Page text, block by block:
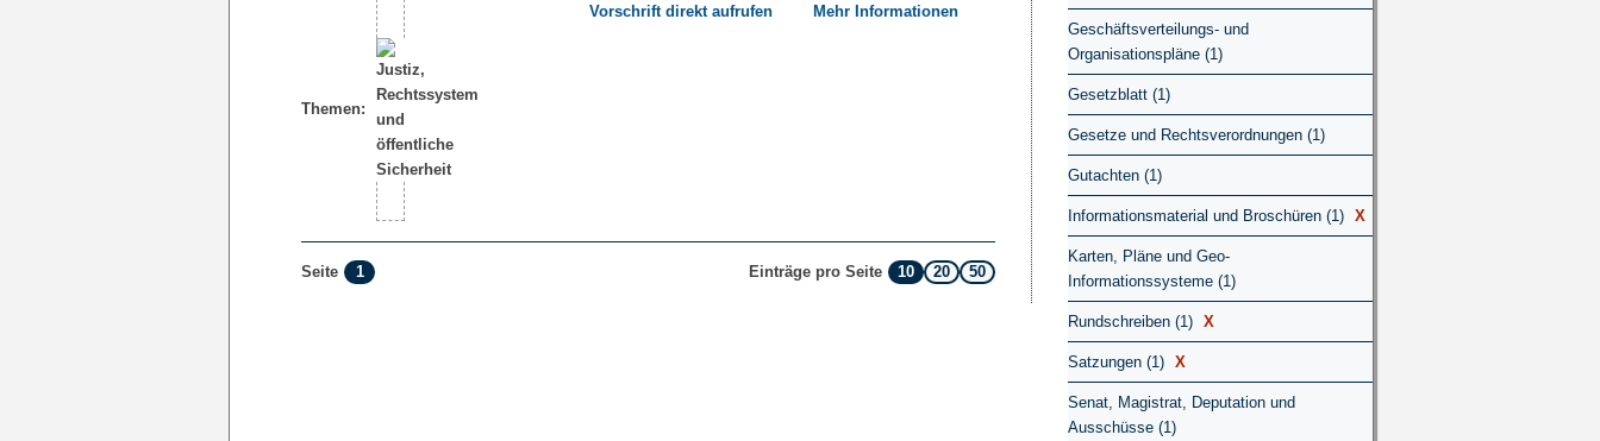
Themen:
Vorschrift direkt aufrufen Mehr Informationen
Seite 1 Einträge pro Seite 10 20 50
Geschäftsverteilungs- und
Organisationspläne (1)
Gesetzblatt (1)
Gesetze und Rechtsverordnungen (1)
Gutachten (1)
Informationsmaterial und Broschüren (1) X
Karten, Pläne und Geo-
Informationssysteme (1)
Rundschreiben (1) X
Satzungen (1) X
Senat, Magistrat, Deputation und
Ausschüsse (1)